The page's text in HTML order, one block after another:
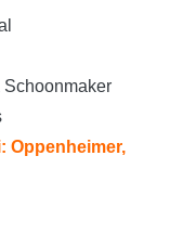
Schoonmaker
Oppenheimer,